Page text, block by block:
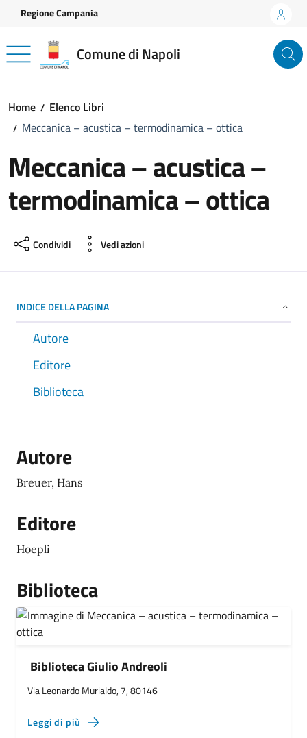
Vai ai contenuti
Vai al footer
Regione Campania
Comune di Napoli
Home
Elenco Libri
Meccanica – acustica – termodinamica – ottica
Meccanica – acustica –
termodinamica – ottica
Condividi Vedi azioni
INDICE DELLA PAGINA
Autore
Editore
Biblioteca
Autore
Breuer, Hans
Editore
Hoepli
Biblioteca
Biblioteca Giulio Andreoli
Via Leonardo Murialdo, 7, 80146
Leggi di più